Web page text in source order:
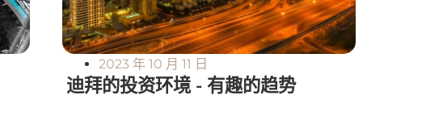
2023 年 10 月 11 日
迪拜的投资环境 - 有趣的趋势